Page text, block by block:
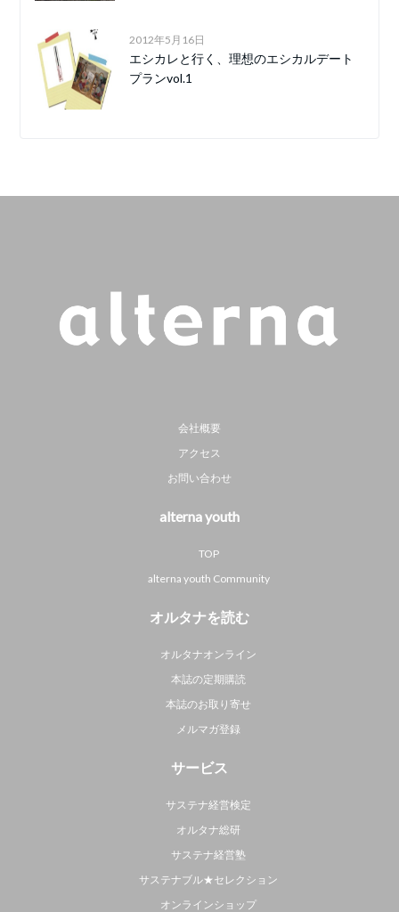
2012年5月16日
エシカレと行く、理想のエシカルデート
プランvol.1
会社概要
アクセス
お問い合わせ
alterna youth
TOP
alterna youth Community
オルタナを読む
オルタナオンライン
本誌の定期購読
本誌のお取り寄せ
メルマガ登録
サービス
サステナ経営検定
オルタナ総研
サステナ経営塾
サステナブル★セレクション
オンラインショップ